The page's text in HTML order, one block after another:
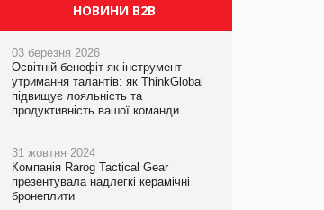
НОВИНИ B2B
03 березня 2026
Освітній бенефіт як інструмент
утримання талантів: як ThinkGlobal
підвищує лояльність та
продуктивність вашої команди
31 жовтня 2024
Компанія Rarog Tactical Gear
презентувала надлегкі керамічні
бронеплити